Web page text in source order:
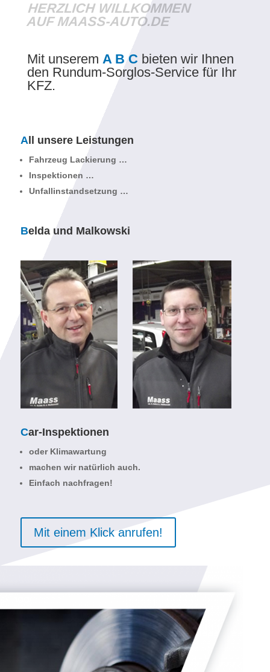
HERZLICH WILLKOMMEN
AUF MAASS-AUTO.DE
Mit unserem A B C bieten wir Ihnen
den Rundum-Sorglos-Service für Ihr
KFZ.
All unsere Leistungen​
Fahrzeug Lackierung …
Inspektionen …
Unfallinstandsetzung …
Belda und Malkowski
Car-Inspektionen
oder Klimawartung
machen wir natürlich auch.
Einfach nachfragen!
Mit einem Klick anrufen!